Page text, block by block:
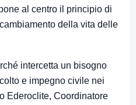
al centro il principio di
della vita delle
intercetta un bisogno
e impegno civile nei
Ederoclite, Coordinatore